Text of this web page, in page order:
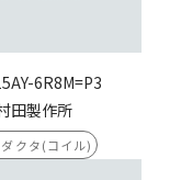
6R8M=P3
田製作所
クタ(コイル)